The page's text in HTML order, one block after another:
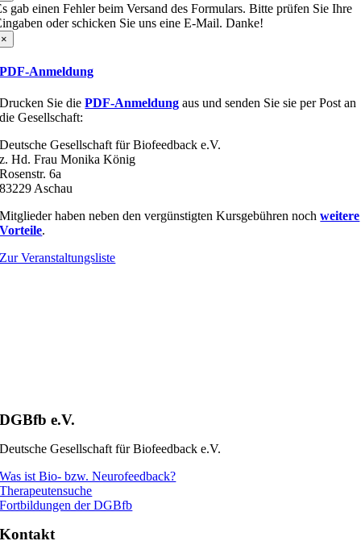
gab einen Fehler beim Versand des Formulars. Bitte prüfen Sie Ihre
oder schicken Sie uns eine E-Mail. Danke!
×
PDF-Anmeldung
Drucken Sie die PDF-Anmeldung aus und senden Sie sie per Post an
die Gesellschaft:
Deutsche Gesellschaft für Biofeedback e.V.
z. Hd. Frau Monika König
Rosenstr. 6a
83229 Aschau
Mitglieder haben neben den vergünstigten Kursgebühren nochweitere
Vorteile.
Zur Veranstaltungsliste
DGBfb e.V.
Deutsche Gesellschaft für Biofeedback e.V.
Was ist Bio- bzw. Neurofeedback?
Therapeutensuche
Fortbildungen der DGBfb
Kontakt